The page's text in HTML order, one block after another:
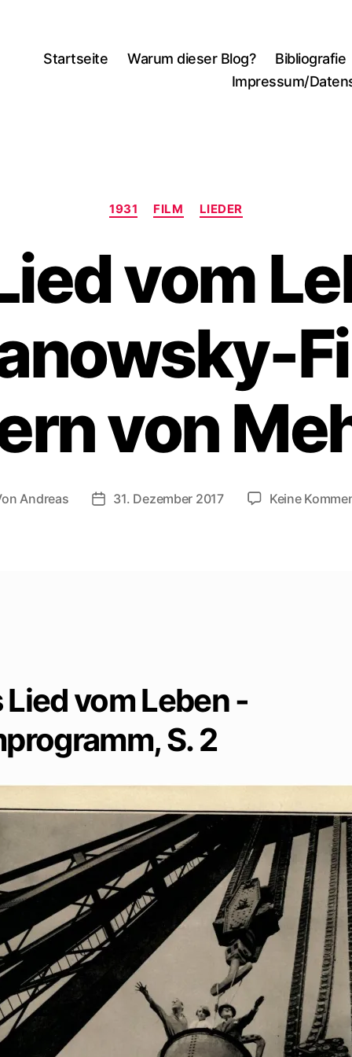
Startseite Warum dieser Blog? Bibliografie
Impressum/
Kategorien
1931 FILM LIEDER
vom
von
Andreas Beitragsdatum
31. Dezember 2017 Keine
Lied vom Leben -
S. 2